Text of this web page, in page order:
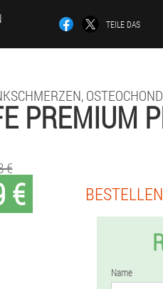
TEILE DAS
PREMIUM
€
€
Name